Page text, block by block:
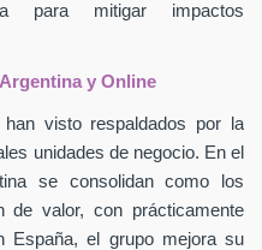
para mitigar impactos
y Online
visto respaldados por la
unidades de negocio. En el
se consolidan como los
de valor, con prácticamente
España, el grupo mejora su